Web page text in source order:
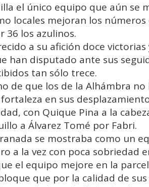
el único equipo que aún se
locales mejoran los
36 los azulinos.
a su afición doce
han disputado ante sus
tan sólo trece.
de que los de la Alhámbra no
en sus
con Quique Pina a la
a Álvarez Tomé por Fabri.
se mostraba como un
a la vez con poca sobriedad
el equipo mejore en la
que por la calidad de